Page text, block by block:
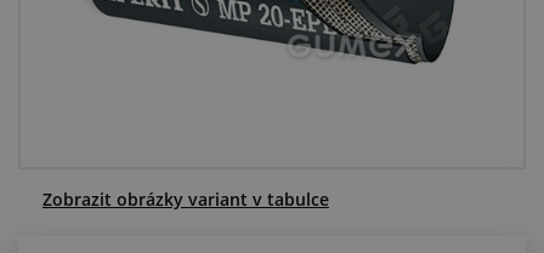
Zobrazit obrázky variant v tabulce